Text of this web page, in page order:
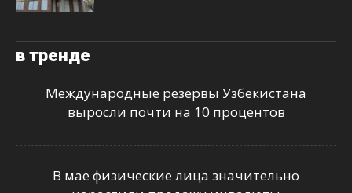
в тренде
Международные резервы Узбекистана
выросли почти на 10 процентов
В мае физические лица значительно